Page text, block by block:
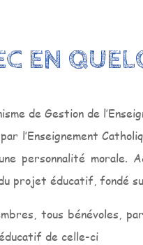
EN
de Gestion de
l’Enseignement
personnalité morale.
projet éducatif, fondé
tous bénévoles,
de celle-ci